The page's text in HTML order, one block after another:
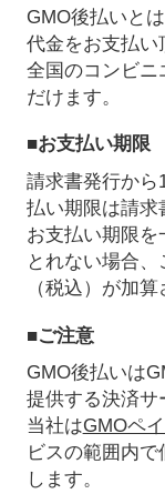
GMO後払いと
代金をお支払い
全国のコンビニ
だけます。
■お支払い期限
請求書発行から
払い期限は請求
お支払い期限
とれない場合
（税込）が加
■ご注意
GMO後払いは
提供する決済サ
当社はGMOペ
ビスの範囲内
します。